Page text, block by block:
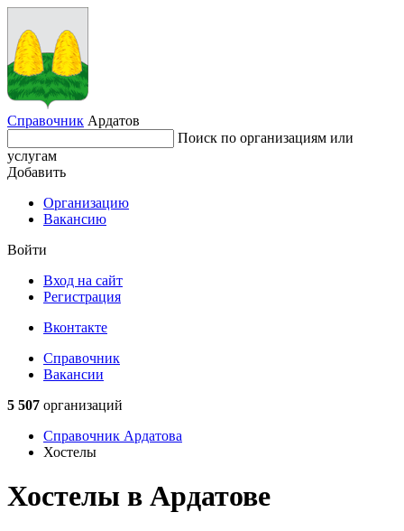
Справочник Ардатов
Поиск по организациям или
услугам
Добавить
Организацию
Вакансию
Войти
Вход на сайт
Регистрация
Вконтакте
Справочник
Вакансии
5 507 организаций
Справочник Ардатова
Хостелы
Хостелы в Ардатове